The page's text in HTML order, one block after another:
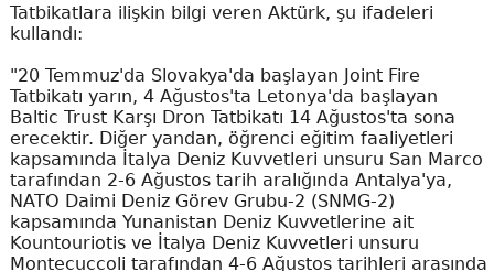
Tatbikatlara ilişkin bilgi veren Aktürk, şu ifadeleri
kullandı:
"20 Temmuz'da Slovakya'da başlayan Joint Fire
Tatbikatı yarın, 4 Ağustos'ta Letonya'da başlayan
Baltic Trust Karşı Dron Tatbikatı 14 Ağustos'ta sona
erecektir. Diğer yandan, öğrenci eğitim faaliyetleri
kapsamında İtalya Deniz Kuvvetleri unsuru San Marco
tarafından 2-6 Ağustos tarih aralığında Antalya'ya,
NATO Daimi Deniz Görev Grubu-2 (SNMG-2)
kapsamında Yunanistan Deniz Kuvvetlerine ait
Kountouriotis ve İtalya Deniz Kuvvetleri unsuru
Montecuccoli tarafından 4-6 Ağustos tarihleri arasında